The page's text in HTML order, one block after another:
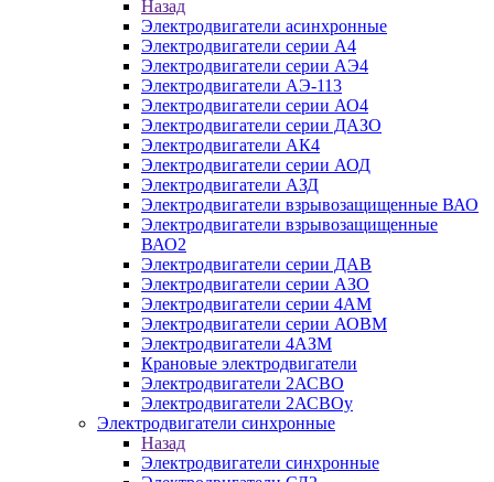
Назад
Электродвигатели асинхронные
Электродвигатели серии А4
Электродвигатели серии АЭ4
Электродвигатели АЭ-113
Электродвигатели серии АО4
Электродвигатели серии ДАЗО
Электродвигатели АК4
Электродвигатели серии АОД
Электродвигатели АЗД
Электродвигатели взрывозащищенные ВАО
Электродвигатели взрывозащищенные
ВАО2
Электродвигатели серии ДАВ
Электродвигатели серии АЗО
Электродвигатели серии 4АМ
Электродвигатели серии АОВМ
Электродвигатели 4АЗМ
Крановые электродвигатели
Электродвигатели 2АСВО
Электродвигатели 2АСВОу
Электродвигатели синхронные
Назад
Электродвигатели синхронные